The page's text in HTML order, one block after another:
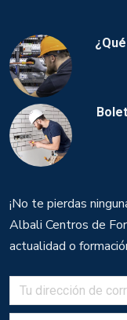
¡No te pierdas
Albali Centros de
actualidad o